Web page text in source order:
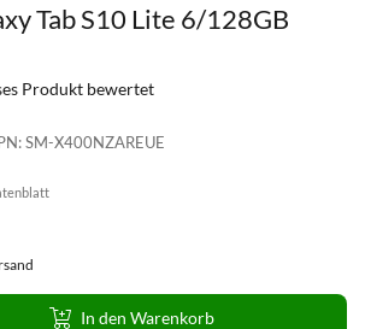
Tab S10 Lite 6/128GB
SM-X400NZAREUE
Produkt bewertet
In den Warenkorb